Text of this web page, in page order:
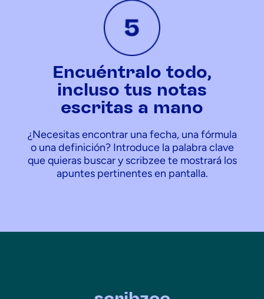
Encuéntralo todo,
incluso tus notas
escritas a mano
¿Necesitas encontrar una fecha, una fórmula
o una definición? Introduce la palabra clave
que quieras buscar y scribzee te mostrará los
apuntes pertinentes en pantalla.